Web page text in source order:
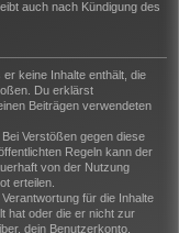
auch nach Kündigung des
keine Inhalte enthält, die
Du erklärst
Beiträgen verwendeten
Verstößen gegen diese
Regeln kann der
von der Nutzung
erteilen.
für die Inhalte
hat oder die er nicht zur
dein Benutzerkonto,